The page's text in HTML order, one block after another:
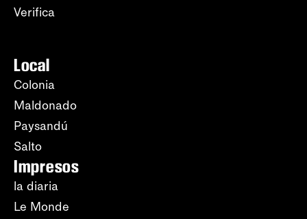
Verifica
Local
Colonia
Maldonado
Paysandú
Salto
Impresos
la diaria
Le Monde